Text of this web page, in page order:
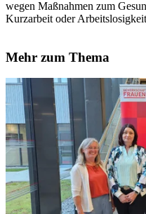
wegen Maßnahmen zum
Kurzarbeit oder
Mehr zum Thema